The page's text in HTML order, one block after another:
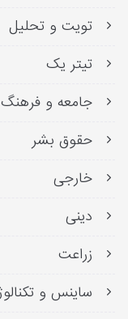
تویت و تحلیل
تیتر یک
جامعه و فرهنگ
حقوق بشر
خارجی
دینی
زراعت
ساینس و